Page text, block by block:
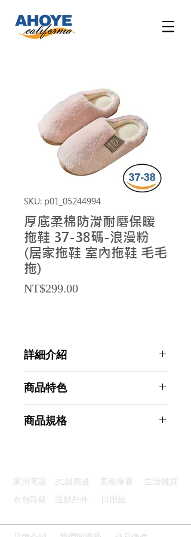
SKU: p01_05244994
厚底柔棉防滑耐磨保暖
拖鞋 37-38碼-浪漫粉
(居家拖鞋 室內拖鞋 毛毛
拖)
NT$299.00Price
詳細介紹
商品特色
三色可選：溫暖色調任您挑選
商品規格
商品型號：p01_05244994
主要材質：絨毛
商品重量(g)：185
家用電器 3C與周邊 美妝保養
生活雜貨
衣包鞋錶
運動戶外 日用品